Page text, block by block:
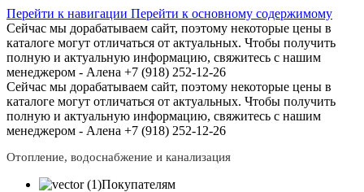
Перейти к навигации Перейти к основному содержимому
Сейчас мы дорабатываем сайт, поэтому некоторые цены в
каталоге могут отличаться от актуальных. Чтобы получить
полную и актуальную информацию, свяжитесь с нашим
менеджером - Алена +7 (918) 252-12-26
Сейчас мы дорабатываем сайт, поэтому некоторые цены в
каталоге могут отличаться от актуальных. Чтобы получить
полную и актуальную информацию, свяжитесь с нашим
менеджером - Алена +7 (918) 252-12-26
Отопление, водоснабжение и канализация
Покупателям